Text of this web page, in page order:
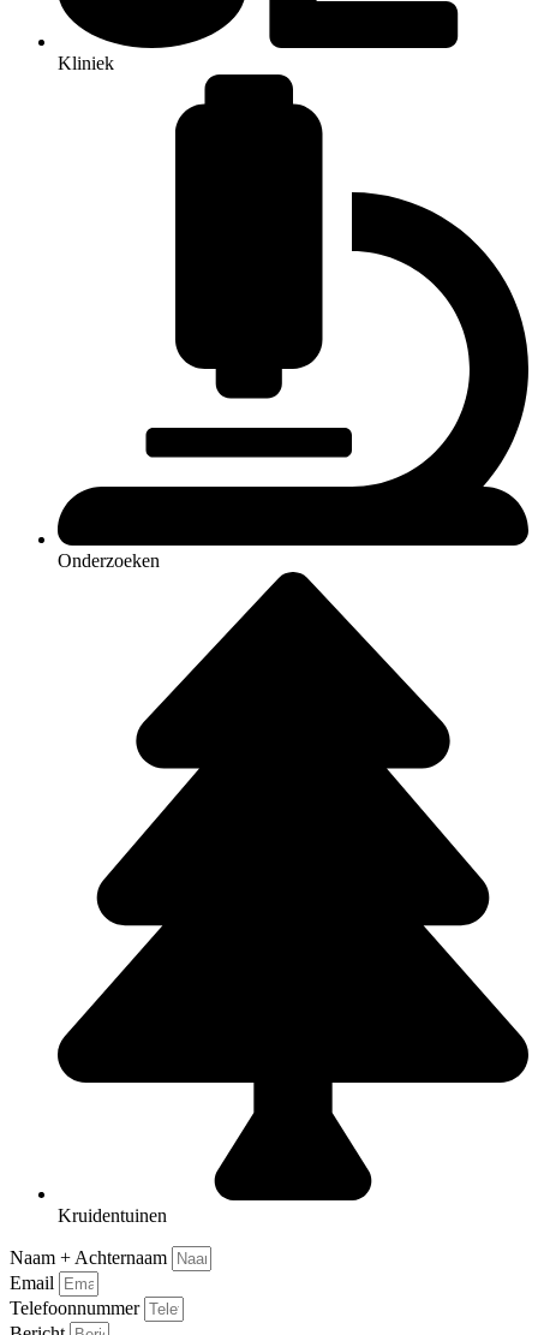
Kliniek
Onderzoeken
Kruidentuinen
Naam + Achternaam
Email
Telefoonnummer